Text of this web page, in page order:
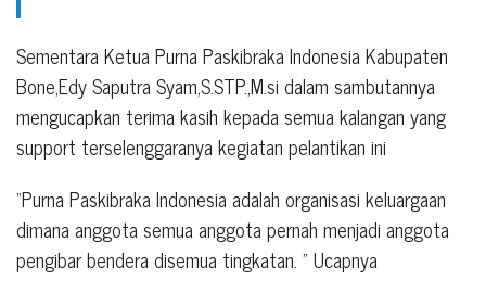
Sementara Ketua Purna Paskibraka Indonesia Kabupaten
Bone,Edy Saputra Syam,S.STP.,M.si dalam sambutannya
mengucapkan terima kasih kepada semua kalangan yang
support terselenggaranya kegiatan pelantikan ini
“Purna Paskibraka Indonesia adalah organisasi keluargaan
dimana anggota semua anggota pernah menjadi anggota
pengibar bendera disemua tingkatan. ” Ucapnya